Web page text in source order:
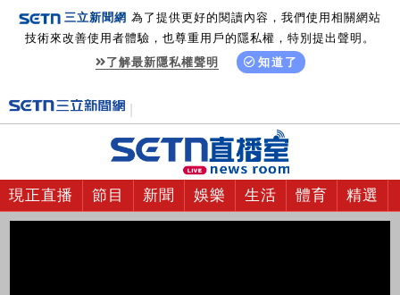
三立新聞網 為了提供更好的閱讀內容，我們使用相關網站
技術來改善使用者體驗，也尊重用戶的隱私權，特別提出聲明。
了解最新隱私權聲明
知道了
現正直播 節目 新聞 娛樂 生活 體育 精選